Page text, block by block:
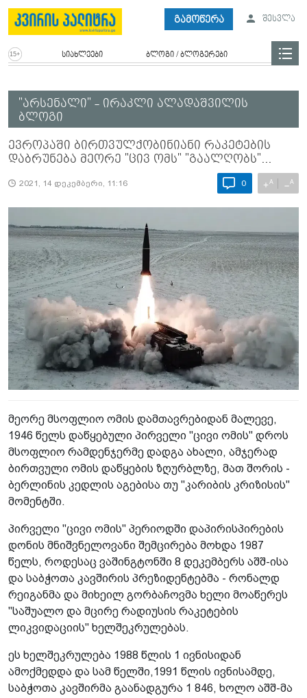
გამოწერა შესვლა
სიახლეები ბლოგი / ბლოგერები
"არსენალი" - ირაკლი ალადაშვილის
ბლოგი
ევროპაში ბირთვულქობინიანი რაკეტების
დაბრუნება მეორე "ცივ ომს" "გაალღობს"...
2021, 14 დეკემბერი, 11:16 0 +A −A
მეორე მსოფლიო ომის დამთავრებიდან მალევე,
1946 წელს დაწყებული პირველი "ცივი ომის" დროს
მსოფლიო რამდენჯერმე დადგა ახალი, ამჯერად
ბირთვული ომის დაწყების ზღურბლზე, მათ შორის -
ბერლინის კედლის აგებისა თუ "კარიბის კრიზისის"
მომენტში.
პირველი "ცივი ომის" პერიოდში დაპირისპირების
დონის მნიშვნელოვანი შემცირება მოხდა 1987
წელს, როდესაც ვაშინგტონში 8 დეკემბერს აშშ-ისა
და საბჭოთა კავშირის პრეზიდენტებმა - რონალდ
რეიგანმა და მიხეილ გორბაჩოვმა ხელი მოაწერეს
"საშუალო და მცირე რადიუსის რაკეტების
ლიკვიდაციის" ხელშეკრულებას.
ეს ხელშეკრულება 1988 წლის 1 ივნისიდან
ამოქმედდა და სამ წელში,1991 წლის ივნისამდე,
საბჭოთა კავშირმა გაანადგურა 1 846, ხოლო აშშ-მა